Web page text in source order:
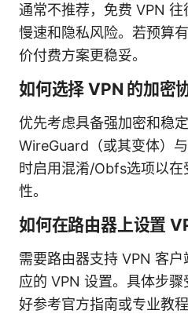
通常不推荐，免费 VPN 往
慢速和隐私风险。若预算
价付费方案更稳妥。
如何选择 VPN 的加密
优先考虑具备强加密和稳
WireGuard（或其变体）
时启用混淆/Obfs选项以在
性。
如何在路由器上设置
需要路由器支持 VPN 客
应的 VPN 设置。具体步
好参考官方指南或专业教程